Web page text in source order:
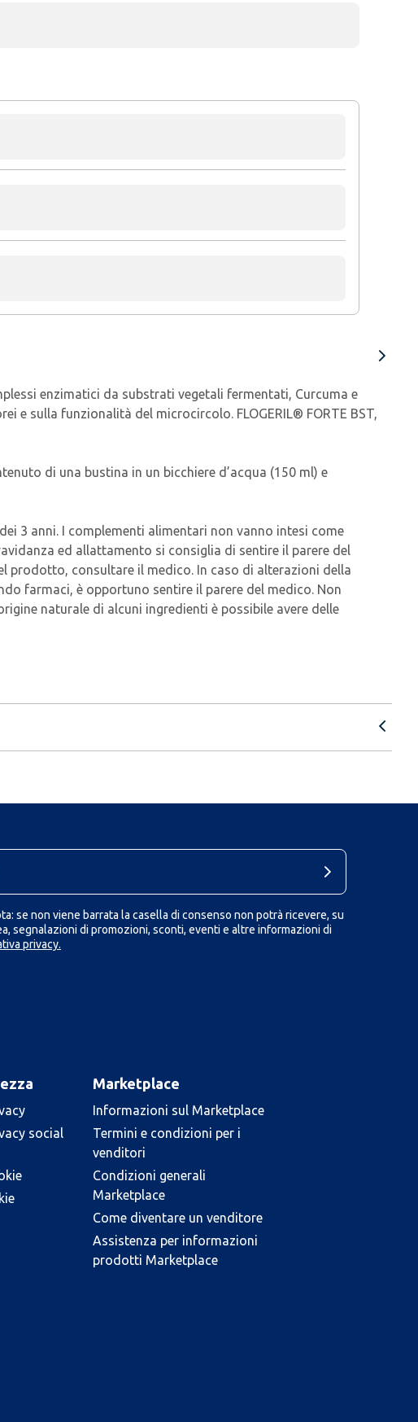
enzimatici da substrati vegetali fermentati, Curcuma e
e sulla funzionalità del microcircolo. FLOGERIL® FORTE BST,
di una bustina in un bicchiere d’acqua (150 ml) e
3 anni. I complementi alimentari non vanno intesi come
ed allattamento si consiglia di sentire il parere del
prodotto, consultare il medico. In caso di alterazioni della
farmaci, è opportuno sentire il parere del medico. Non
naturale di alcuni ingredienti è possibile avere delle
se non viene barrata la casella di consenso non potrà ricevere, su
segnalazioni di promozioni, sconti, eventi e altre informazioni di
privacy.
social
Marketplace
Informazioni sul Marketplace
Termini e condizioni per i
venditori
Condizioni generali
Marketplace
Come diventare un venditore
Assistenza per informazioni
prodotti Marketplace